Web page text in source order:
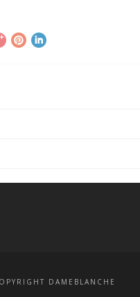
DAMEBLANCHE